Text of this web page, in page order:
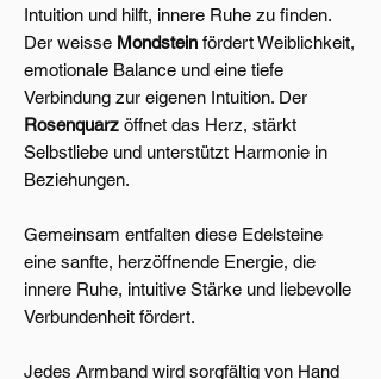
Intuition und hilft, innere Ruhe zu finden.
Der weisse Mondstein fördert Weiblichkeit,
emotionale Balance und eine tiefe
Verbindung zur eigenen Intuition. Der
Rosenquarz öffnet das Herz, stärkt
Selbstliebe und unterstützt Harmonie in
Beziehungen.
Gemeinsam entfalten diese Edelsteine
eine sanfte, herzöffnende Energie, die
innere Ruhe, intuitive Stärke und liebevolle
Verbundenheit fördert.
Jedes Armband wird sorgfältig von Hand